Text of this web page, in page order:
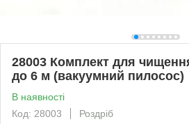
28003 Комплект для
до 6 м (вакуумний пилосос)
В наявності
Код: 28003
Роздріб